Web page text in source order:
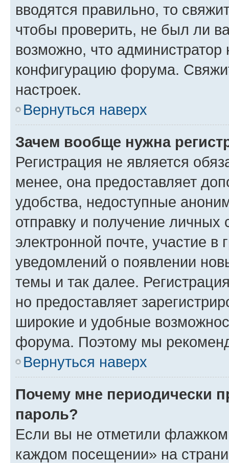
вводятся правильно, то
чтобы проверить, не был ли
возможно, что администратор
конфигурацию форума.
настроек.
Вернуться наверх
Зачем вообще нужна
Регистрация не является
менее, она предоставляет
удобства, недоступные
отправку и получение
электронной почте, участие в
уведомлений о появлении
темы и так далее.
но предоставляет
широкие и удобные
форума. Поэтому мы
Вернуться наверх
Почему мне периодически
пароль?
Если вы не отметили флажком
каждом посещении» на